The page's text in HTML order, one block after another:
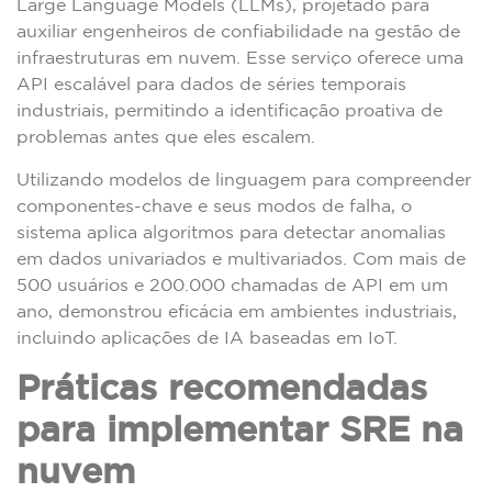
Large Language Models (LLMs), projetado para
auxiliar engenheiros de confiabilidade na gestão de
infraestruturas em nuvem. Esse serviço oferece uma
API escalável para dados de séries temporais
industriais, permitindo a identificação proativa de
problemas antes que eles escalem.
Utilizando modelos de linguagem para compreender
componentes-chave e seus modos de falha, o
sistema aplica algoritmos para detectar anomalias
em dados univariados e multivariados. Com mais de
500 usuários e 200.000 chamadas de API em um
ano, demonstrou eficácia em ambientes industriais,
incluindo aplicações de IA baseadas em IoT.
Práticas recomendadas
para implementar SRE na
nuvem